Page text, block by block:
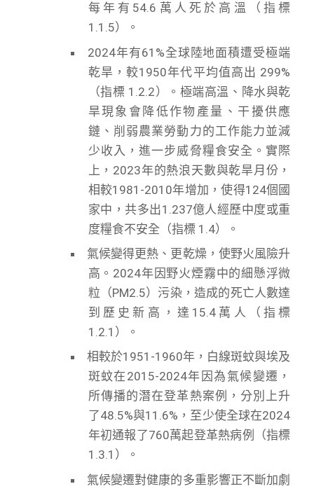
每年有54.6萬人死於高溫（指標
1.1.5）。
2024年有61%全球陸地面積遭受極端
乾旱，較1950年代平均值高出 299%
（指標 1.2.2）。極端高溫、降水與乾
旱現象會降低作物產量、干擾供應
鏈、削弱農業勞動力的工作能力並減
少收入，進一步威脅糧食安全。實際
上，2023年的熱浪天數與乾旱月份，
相較1981-2010年增加，使得124個國
家中，共多出1.237億人經歷中度或重
度糧食不安全（指標 1.4）。
氣候變得更熱、更乾燥，使野火風險升
高。2024年因野火煙霧中的細懸浮微
粒（PM2.5）污染，造成的死亡人數達
到歷史新高，達15.4萬人（指標
1.2.1）。
相較於1951-1960年，白線斑蚊與埃及
斑蚊在2015-2024年因為氣候變遷，
所傳播的潛在登革熱案例，分別上升
了48.5%與11.6%，至少使全球在2024
年初通報了760萬起登革熱病例（指標
1.3.1）。
氣候變遷對健康的多重影響正不斷加劇